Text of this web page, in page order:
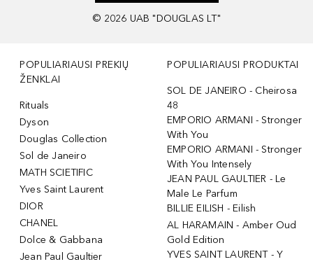
© 2026 UAB "DOUGLAS LT"
POPULIARIAUSI PREKIŲ
ŽENKLAI
Rituals
Dyson
Douglas Collection
Sol de Janeiro
MATH SCIETIFIC
Yves Saint Laurent
DIOR
CHANEL
Dolce & Gabbana
Jean Paul Gaultier
POPULIARIAUSI PRODUKTAI
SOL DE JANEIRO - Cheirosa
48
EMPORIO ARMANI - Stronger
With You
EMPORIO ARMANI - Stronger
With You Intensely
JEAN PAUL GAULTIER - Le
Male Le Parfum
BILLIE EILISH - Eilish
AL HARAMAIN - Amber Oud
Gold Edition
YVES SAINT LAURENT - Y